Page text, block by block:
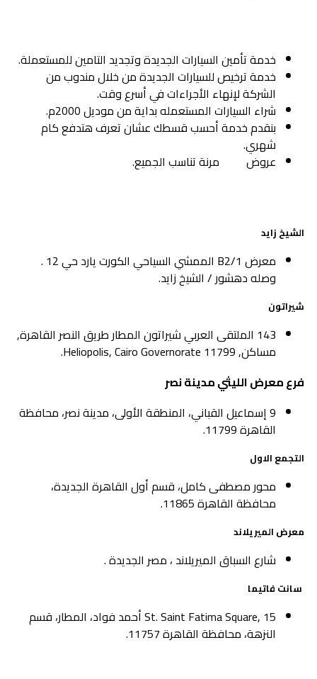
خدمة تأمين السيارات الجديدة وتجديد التامين للمستعملة.
خدمة ترخيص للسيارات الجديدة من خلال مندوب من
الشركة لإنهاء الأجراءات في أسرع وقت.
شراء السيارات المستعمله بداية من موديل 2000م.
بنقدم خدمة أحسب قسطك عشان تعرف هتدفع كام
شهري.
عروض
مرنة تناسب الجميع.
الشيخ زايد
معرض B2/1 الممشي السياحي الكورت يارد حي 12 .
وصله دهشور / الشيخ زايد.
شيراتون
143 الملتقى العربي شيراتون المطار طريق النصر القاهرة,
مساكن, Heliopolis, Cairo Governorate 11799.
فرع معرض الليثي مدينة نصر
9 إسماعيل القباني، المنطقة الأولى، مدينة نصر، محافظة
القاهرة 11799.
التجمع الاول
محور مصطفى كامل، قسم أول القاهرة الجديدة،
محافظة القاهرة 11865.
معرض الميريلاند
شارع السباق الميريلاند ، مصر الجديدة .
سانت فاتيما
St. Saint Fatima Square, 15 أحمد فواد، المطار، قسم
النزهة، محافظة القاهرة 11757.